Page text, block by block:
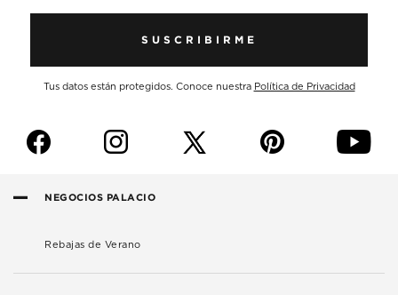
SUSCRIBIRME
Tus datos están protegidos. Conoce nuestra Política de Privacidad
f i p y
NEGOCIOS PALACIO
Rebajas de Verano